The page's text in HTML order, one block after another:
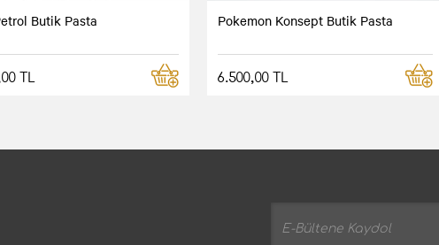
Butik Pasta
TL
Pokemon Konsept Butik Pasta
6.500,00 TL